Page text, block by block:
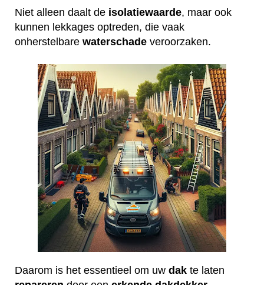
Niet alleen daalt de isolatiewaarde, maar ook
kunnen lekkages optreden, die vaak
onherstelbare waterschade veroorzaken.
Daarom is het essentieel om uw dak te laten